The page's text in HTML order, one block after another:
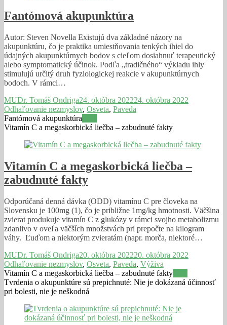
Fantómová akupunktúra
Autor: Steven Novella Existujú dva základné názory na
akupunktúru, čo je praktika umiestňovania tenkých ihiel do
údajných akupunktúrnych bodov s cieľom dosiahnuť terapeutický
alebo symptomatický účinok. Podľa „tradičného“ výkladu ihly
stimulujú určitý druh fyziologickej reakcie v akupunktúrnych
bodoch. V rámci…
MUDr. Tomáš Ondriga24. októbra 202224. októbra 2022
Odhaľovanie nezmyslov, Osveta, Paveda
Fantómová akupunktúra
Vitamín C a megaskorbická liečba – zabudnuté fakty
Vitamín C a megaskorbická liečba –
zabudnuté fakty
Odporúčaná denná dávka (ODD) vitamínu C pre človeka na
Slovensku je 100mg (1), čo je približne 1mg/kg hmotnosti. Väčšina
zvierat produkuje vitamín C z glukózy v rámci svojho metabolizmu
zdanlivo v oveľa väčších množstvách pri prepočte na kilogram
váhy. Ľuďom a niektorým zvieratám (napr. morča, niektoré…
MUDr. Tomáš Ondriga20. októbra 202220. októbra 2022
Odhaľovanie nezmyslov, Osveta, Paveda, Výživa
Vitamín C a megaskorbická liečba – zabudnuté fakty
Tvrdenia o akupunktúre sú prepichnuté: Nie je dokázaná účinnosť
pri bolesti, nie je neškodná